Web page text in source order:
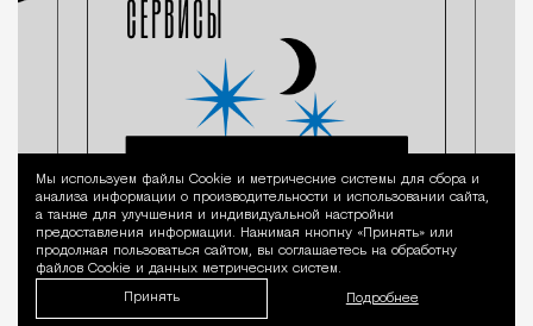
Уведомление
Мы используем файлы Сookie и метрические системы для сбора и
анализа информации о производительности и использовании сайта,
а также для улучшения и индивидуальной настройки
предоставления информации. Нажимая кнопку «Принять» или
продолжая пользоваться сайтом, вы соглашаетесь на обработку
файлов Cookie и данных метрических систем.
Принять Подробнее